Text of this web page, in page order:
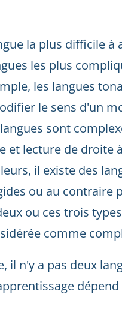
la plus difficile
les plus
les langues
le sens d'un
sont
et lecture de droite
il existe des
ou au contraire
ou ces trois
comme
il n'y a pas deux
dépend